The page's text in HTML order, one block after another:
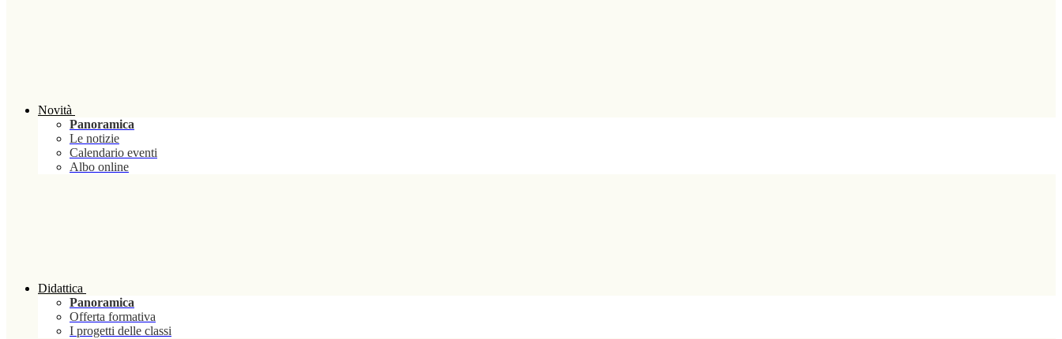
Novità
Panoramica
Le notizie
Calendario eventi
Albo online
Didattica
Panoramica
Offerta formativa
I progetti delle classi